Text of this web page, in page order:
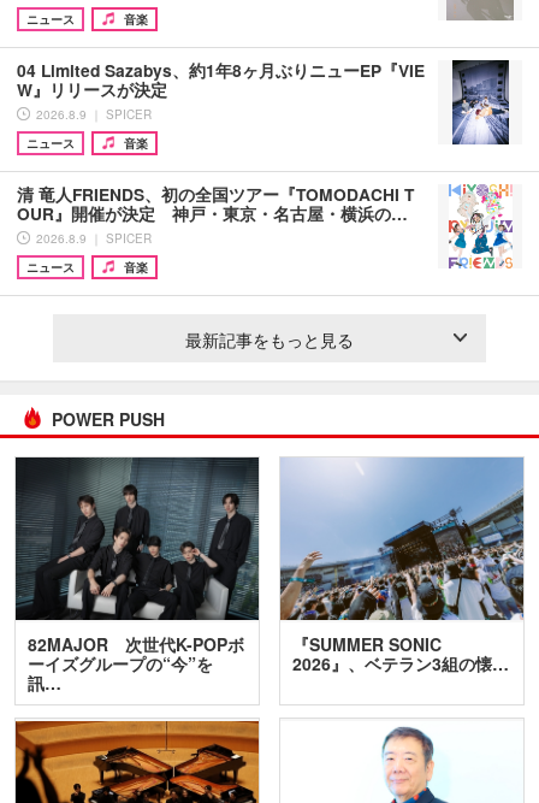
ニュース
音楽
04 Limited Sazabys、約1年8ヶ月ぶりニューEP『VIE
W』リリースが決定
2026.8.9 ｜ SPICER
ニュース
音楽
清 竜人FRIENDS、初の全国ツアー『TOMODACHI T
OUR』開催が決定 神戸・東京・名古屋・横浜の…
2026.8.9 ｜ SPICER
ニュース
音楽
最新記事をもっと見る
POWER PUSH
82MAJOR 次世代K-POPボ
ーイズグループの“今”を
訊…
『SUMMER SONIC
2026』、ベテラン3組の懐…